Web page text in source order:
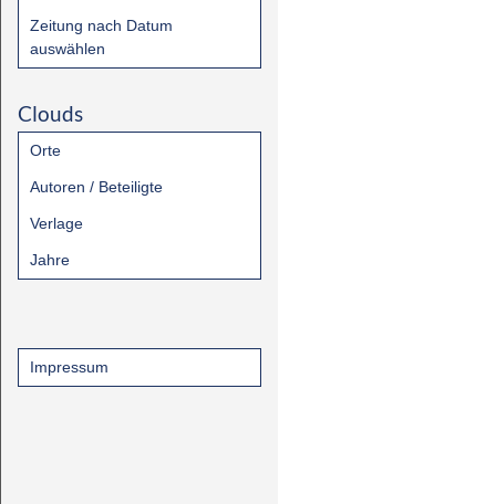
Zeitung nach Datum
auswählen
Clouds
Orte
Autoren / Beteiligte
Verlage
Jahre
Impressum